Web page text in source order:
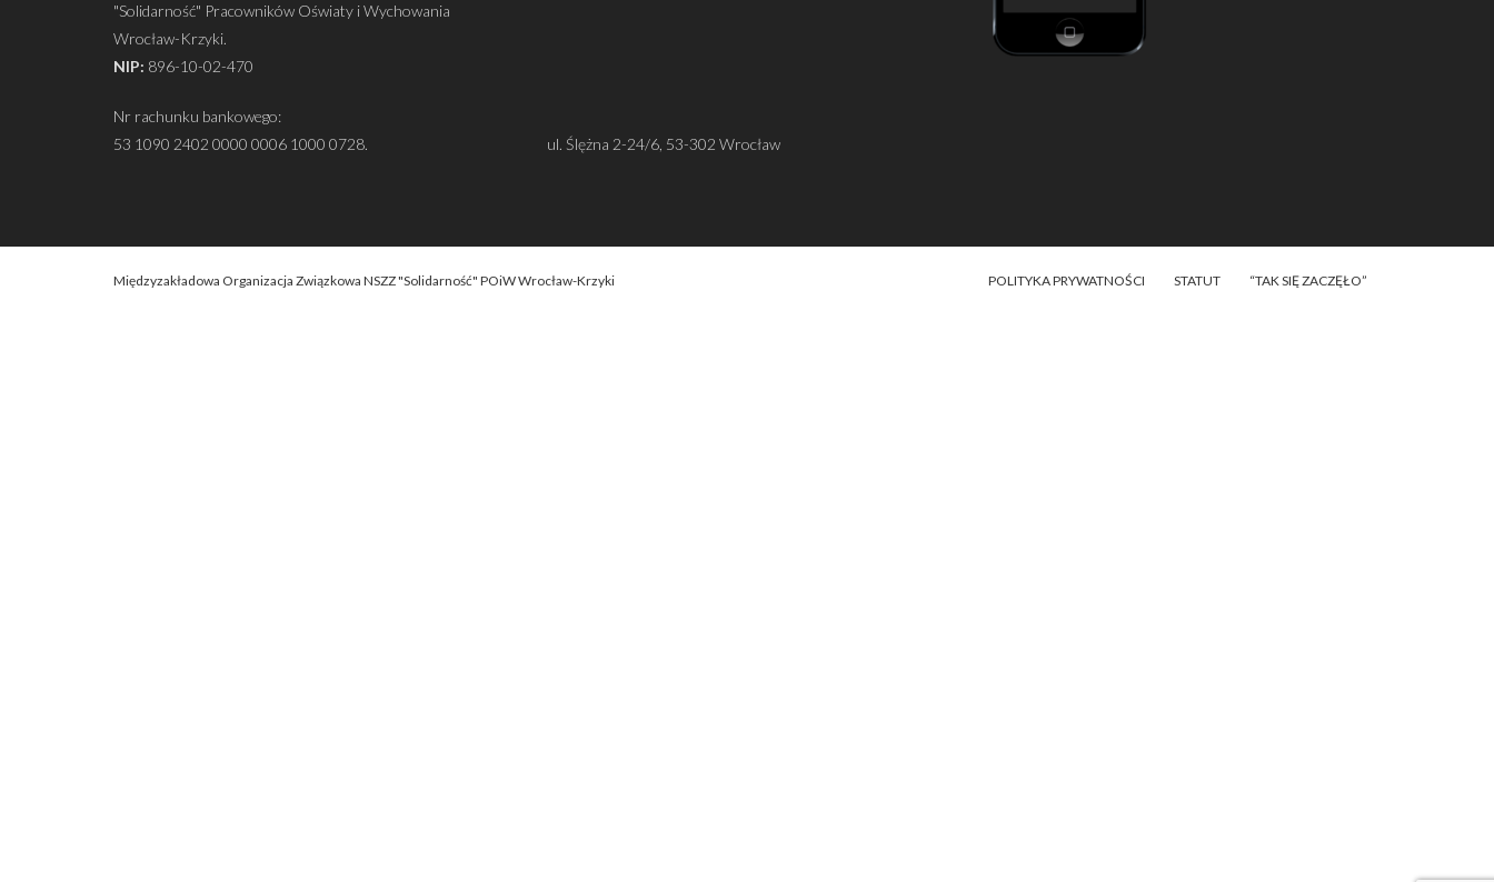
"Solidarność" Pracowników Oświaty i Wychowania
Wrocław-Krzyki.
NIP: 896-10-02-470
Nr rachunku bankowego:
53 1090 2402 0000 0006 1000 0728.
ul. Ślężna 2-24/6, 53-302 Wrocław
Międzyzakładowa Organizacja Związkowa NSZZ "Solidarność" POiW Wrocław-Krzyki POLITYKA PRYWATNOŚCI STATUT “TAK SIĘ ZACZĘŁO”